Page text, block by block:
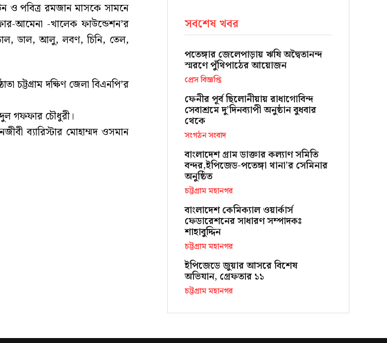
ও পবিত্র রমজান মাসকে সামনে
আমেনা -খালেক ফাউন্ডেশন’র
ডাল, আলু, লবণ, চিনি, তেল,
চট্টগ্রাম দক্ষিণ জেলা বিএনপি’র
গফফার চৌধুরী।
ব্যারিস্টার মোহাম্মদ ওসমান
সর্বশেষ খবর
পতেঙ্গার জেলেপাড়ায় ঋষি অদ্বৈতানন্দ
স্মরণে পুঁথিপাঠের আয়োজন
প্রেস বিজ্ঞপ্তি
ফেনীর পূর্ব ছিলোনীয়ায় রাধাগোবিন্দ
সেবাশ্রমে দু’দিনব্যাপী অনুষ্ঠান বুধবার
থেকে
সংগঠন সংবাদ
বাংলাদেশ গ্রাম ডাক্তার কল্যাণ সমিতি
বন্দর,ইপিজেড-পতেঙ্গা থানা’র সেমিনার
অনুষ্ঠিত
চট্টগ্রাম মহানগর
বাংলাদেশ কেমিক্যাল ওয়ার্কার্স
ফেডারেশনের সাধারণ সম্পাদকঃ
শাহাবুদ্দিন
চট্টগ্রাম মহানগর
ইপিজেডে জুয়ার আসরে বিশেষ
অভিযান, গ্রেফতার ১১
চট্টগ্রাম মহানগর